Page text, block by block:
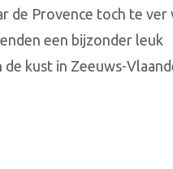
de Provence toch te ver
een bijzonder leuk
de kust in Zeeuws-